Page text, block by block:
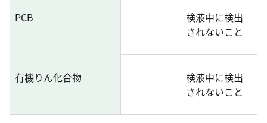
PCB
検液中に検出
されないこと
有機りん化合物
検液中に検出
されないこと